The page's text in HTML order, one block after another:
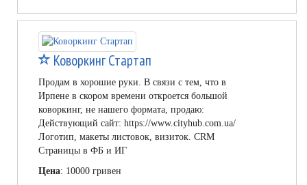
Коворкинг Стартап
Продам в хорошие руки. В связи с тем, что в
Ирпене в скором времени откроется большой
коворкинг, не нашего формата, продаю:
Действующий сайт: https://www.cityhub.com.ua/
Логотип, макеты листовок, визиток. CRM
Страницы в ФБ и ИГ
Цена: 10000 гривен